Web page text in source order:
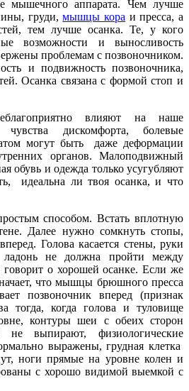
мышечного аппарата. Чем лучше
груди,мышцы кора и пресса, а
тем лучше осанка. Те, у кого
возможности и выносливость
проблемам с позвоночником.
и подвижность позвоночника,
Осанка связана с формой стоп и
влияют на наше
дискомфорта, болевые
могут быть даже деформации
органов. Малоподвижный
обувь и одежда только усугубляют
идеальна ли твоя осанка, и что
способом. Встать вплотную
Далее нужно сомкнуть стопы,
Голова касается стены, руки
не должна пройти между
говорит о хорошей осанке. Если же
что мышцы брюшного пресса
позвоночник вперед (признак
тогда, когда голова и туловище
контуры шеи с обеих сторон
не выпирают, физиологические
выражены, грудная клетка
ноги прямые на уровне колен и
с хорошо видимой выемкой с